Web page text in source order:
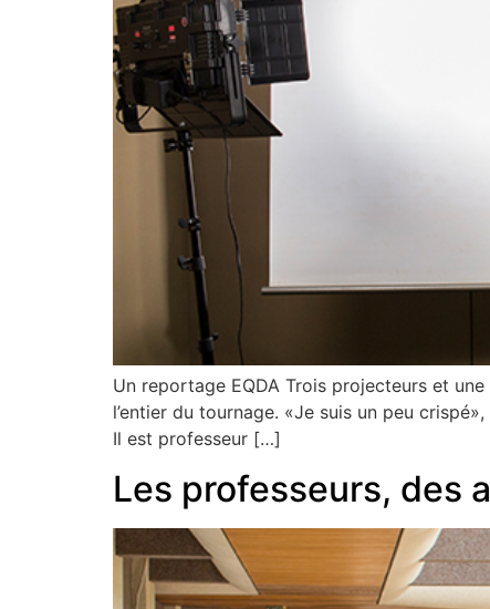
Un reportage EQDA Trois projecteurs et
l’entier du tournage. «Je suis un peu
Il est professeur […]
Les professeurs, des